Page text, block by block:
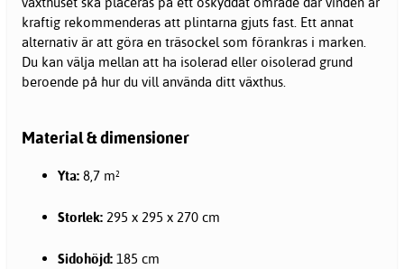
kraftig rekommenderas att plintarna gjuts fast. Ett annat
alternativ är att göra en träsockel som förankras i marken.
Du kan välja mellan att ha isolerad eller oisolerad grund
beroende på hur du vill använda ditt växthus.
Material & dimensioner
Yta: 8,7 m²
Storlek: 295 x 295 x 270 cm
Sidohöjd: 185 cm